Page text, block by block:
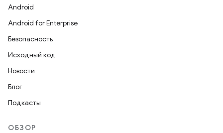
Android
Android for Enterprise
Безопасность
Исходный код
Новости
Блог
Подкасты
ОБЗОР